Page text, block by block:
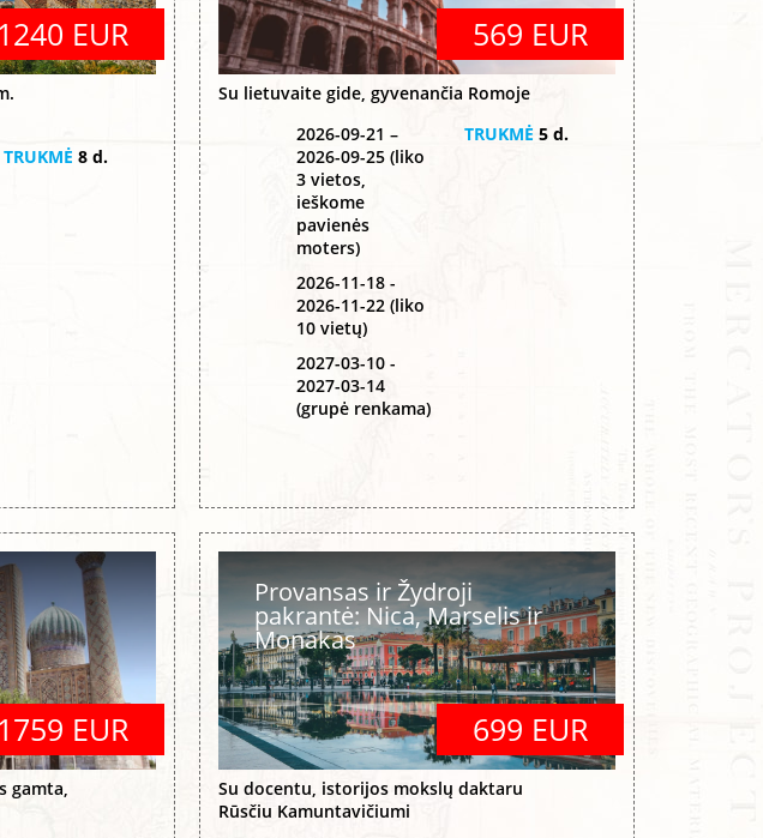
1240 EUR
TRUKMĖ 8 d.
569 EUR
Su lietuvaite gide, gyvenančia Romoje
2026-09-21 –
2026-09-25 (liko
3 vietos,
ieškome
pavienės
moters)
2026-11-18 -
2026-11-22 (liko
10 vietų)
2027-03-10 -
2027-03-14
(grupė renkama)
TRUKMĖ 5 d.
1759 EUR
gamta,
Provansas ir Žydroji
pakrantė: Nica, Marselis ir
Monakas
699 EUR
Su docentu, istorijos mokslų daktaru
Rūsčiu Kamuntavičiumi